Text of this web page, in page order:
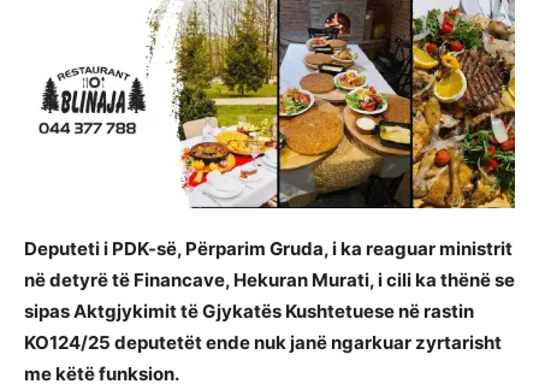
Deputeti i PDK-së, Përparim Gruda, i ka reaguar ministrit
në detyrë të Financave, Hekuran Murati, i cili ka thënë se
sipas Aktgjykimit të Gjykatës Kushtetuese në rastin
KO124/25 deputetët ende nuk janë ngarkuar zyrtarisht
me këtë funksion.